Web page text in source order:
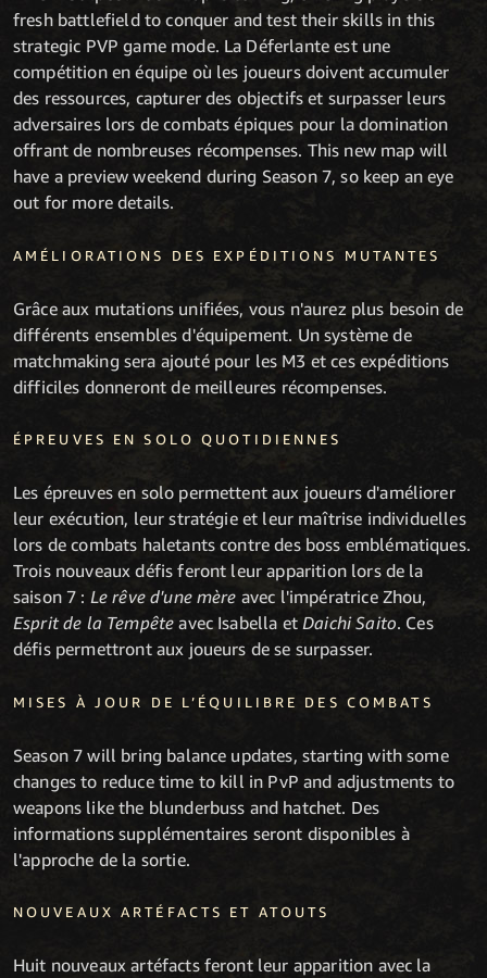
fresh battlefield to conquer and test their skills in this
strategic PVP game mode. La Déferlante est une
compétition en équipe où les joueurs doivent accumuler
des ressources, capturer des objectifs et surpasser leurs
adversaires lors de combats épiques pour la domination
offrant de nombreuses récompenses. This new map will
have a preview weekend during Season 7, so keep an eye
out for more details.
AMÉLIORATIONS DES EXPÉDITIONS MUTANTES
Grâce aux mutations unifiées, vous n'aurez plus besoin de
différents ensembles d'équipement. Un système de
matchmaking sera ajouté pour les M3 et ces expéditions
difficiles donneront de meilleures récompenses.
ÉPREUVES EN SOLO QUOTIDIENNES
Les épreuves en solo permettent aux joueurs d'améliorer
leur exécution, leur stratégie et leur maîtrise individuelles
lors de combats haletants contre des boss emblématiques.
Trois nouveaux défis feront leur apparition lors de la
saison 7 : Le rêve d'une mère avec l'impératrice Zhou,
Esprit de la Tempête avec Isabella etDaichi Saito. Ces
défis permettront aux joueurs de se surpasser.
MISES À JOUR DE L’ÉQUILIBRE DES COMBATS
Season 7 will bring balance updates, starting with some
changes to reduce time to kill in PvP and adjustments to
weapons like the blunderbuss and hatchet. Des
informations supplémentaires seront disponibles à
l'approche de la sortie.
NOUVEAUX ARTÉFACTS ET ATOUTS
Huit nouveaux artéfacts feront leur apparition avec la